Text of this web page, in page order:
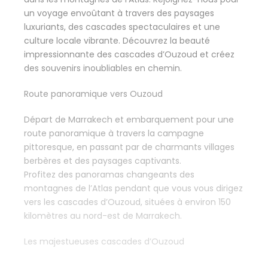
un voyage envoûtant à travers des paysages
luxuriants, des cascades spectaculaires et une
culture locale vibrante. Découvrez la beauté
impressionnante des cascades d’Ouzoud et créez
des souvenirs inoubliables en chemin.
Route panoramique vers Ouzoud
Départ de Marrakech et embarquement pour une
route panoramique à travers la campagne
pittoresque, en passant par de charmants villages
berbères et des paysages captivants.
Profitez des panoramas changeants des
montagnes de l’Atlas pendant que vous vous dirigez
vers les cascades d’Ouzoud, situées à environ 150
kilomètres au nord-est de Marrakech.
Les majestueuses cascades d’Ouzoud